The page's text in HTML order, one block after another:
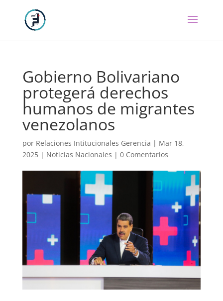
Gobierno Bolivariano
protegerá derechos
humanos de migrantes
venezolanos
por Relaciones Intitucionales Gerencia | Mar 18,
2025| Noticias Nacionales | 0 Comentarios